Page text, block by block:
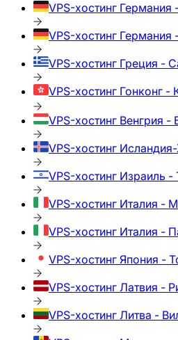
VPS-хостинг Германия
VPS-хостинг Германия
VPS-хостинг Греция -
VPS-хостинг Гонконг -
VPS-хостинг Венгрия -
VPS-хостинг
VPS-хостинг Израиль -
VPS-хостинг Италия -
VPS-хостинг Италия -
VPS-хостинг Япония -
VPS-хостинг Латвия -
VPS-хостинг Литва -